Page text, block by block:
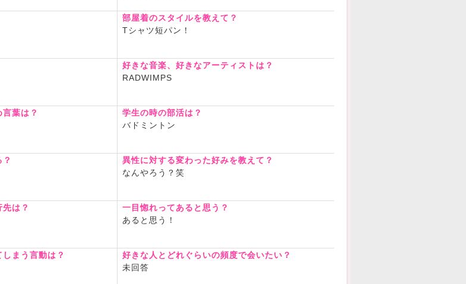
部屋着のスタイルを教えて？
Tシャツ短パン！
好きな音楽、好きなアーティストは？
RADWIMPS
葉は？
学生の時の部活は？
バドミントン
異性に対する変わった好みを教えて？
なんやろう？笑
は？
一目惚れってあると思う？
あると思う！
まう言動は？
好きな人とどれぐらいの頻度で会いたい？
未回答